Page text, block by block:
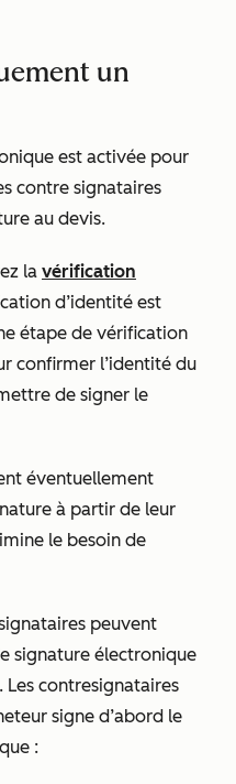
un
est activée pour
contre signataires
au devis.
la vérification
d’identité est
étape de vérification
confirmer l’identité du
de signer le
éventuellement
à partir de leur
le besoin de
peuvent
signature électronique
Les contresignataires
signe d’abord le
: